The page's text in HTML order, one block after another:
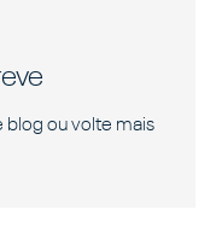
blog ou volte mais